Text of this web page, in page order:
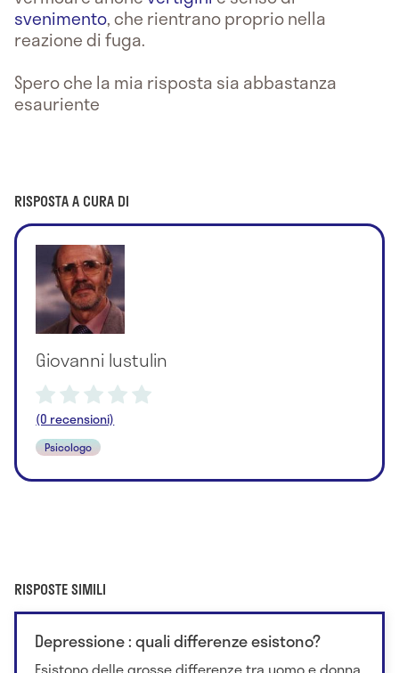
svenimento, che rientrano proprio nella
reazione di fuga.
Spero che la mia risposta sia abbastanza
esauriente
RISPOSTA A CURA DI
Giovanni Iustulin
(0 recensioni)
Psicologo
RISPOSTE SIMILI
Depressione : quali differenze esistono?